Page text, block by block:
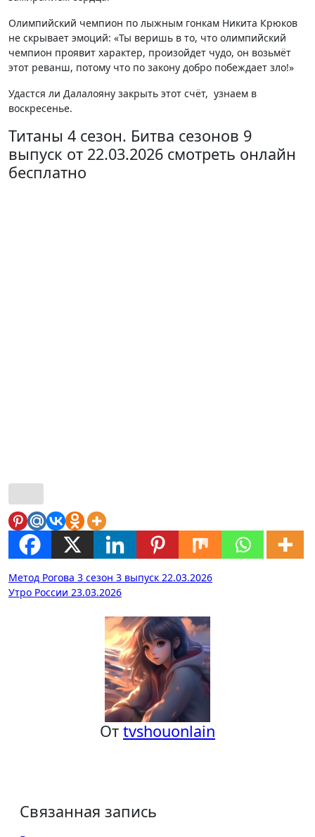
Олимпийский чемпион по лыжным гонкам Никита Крюков
не скрывает эмоций: «Ты веришь в то, что олимпийский
чемпион проявит характер, произойдет чудо, он возьмёт
этот реванш, потому что по закону добро побеждает зло!»
Удастся ли Далалояну закрыть этот счёт, узнаем в
воскресенье.
Титаны 4 сезон. Битва сезонов 9
выпуск от 22.03.2026 смотреть онлайн
бесплатно
Навигация
по
Метод Рогова 3 сезон 3 выпуск 22.03.2026
Утро России 23.03.2026
От tvshouonlain
Связанная запись